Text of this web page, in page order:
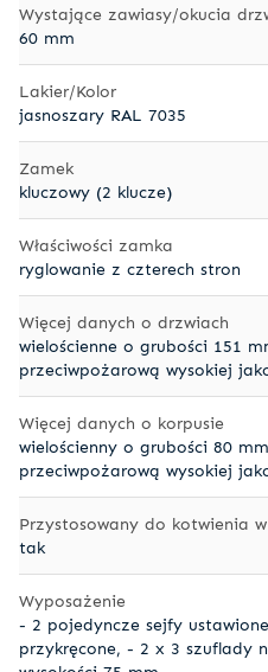
Wystające zawiasy/okucia
60 mm
Lakier/Kolor
jasnoszary RAL 7035
Zamek
kluczowy (2 klucze)
Właściwości zamka
ryglowanie z czterech stron
Więcej danych o drzwiach
wielościenne o grubości 151
przeciwpożarową wysokiej
Więcej danych o korpusie
wielościenny o grubości 80
przeciwpożarową wysokiej
Przystosowany do kotwienia
tak
Wyposażenie
- 2 pojedyncze sejfy
przykręcone, - 2 x 3 szuflady